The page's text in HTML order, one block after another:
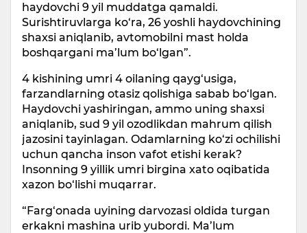
haydovchi 9 yil muddatga qamaldi.
Surishtiruvlarga ko‘ra, 26 yoshli haydovchining
shaxsi aniqlanib, avtomobilni mast holda
boshqargani ma’lum bo‘lgan”.
4 kishining umri 4 oilaning qayg‘usiga,
farzandlarning otasiz qolishiga sabab bo‘lgan.
Haydovchi yashiringan, ammo uning shaxsi
aniqlanib, sud 9 yil ozodlikdan mahrum qilish
jazosini tayinlagan. Odamlarning ko‘zi ochilishi
uchun qancha inson vafot etishi kerak?
Insonning 9 yillik umri birgina xato oqibatida
xazon bo‘lishi muqarrar.
“Farg‘onada uyining darvozasi oldida turgan
erkakni mashina urib yubordi. Ma’lum